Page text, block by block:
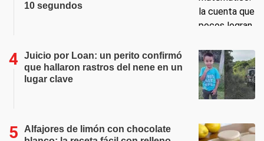
10 segundos
Juicio por Loan: un perito confirmó
que hallaron rastros del nene en un
lugar clave
Alfajores de limón con chocolate